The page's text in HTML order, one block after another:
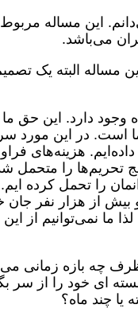
این مساله
می‌باشد.
این مساله البته یک
وجود دارد. این حق
ما است. در این مورد
هزینه‌های
تحریم‌ها را متحمل
بیش از هزار نفر جان
ما نمی‌توانیم از
ظرف چه بازه زمانی
ای خود را از سر
یا چند ماه؟